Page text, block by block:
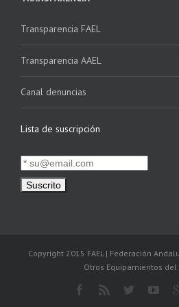
Transparencia FAEL
Transparencia AAEL
Canal denuncias
Lista de suscripción
Copyright 2015 FAEL | Federación
Otros Equipamientos del